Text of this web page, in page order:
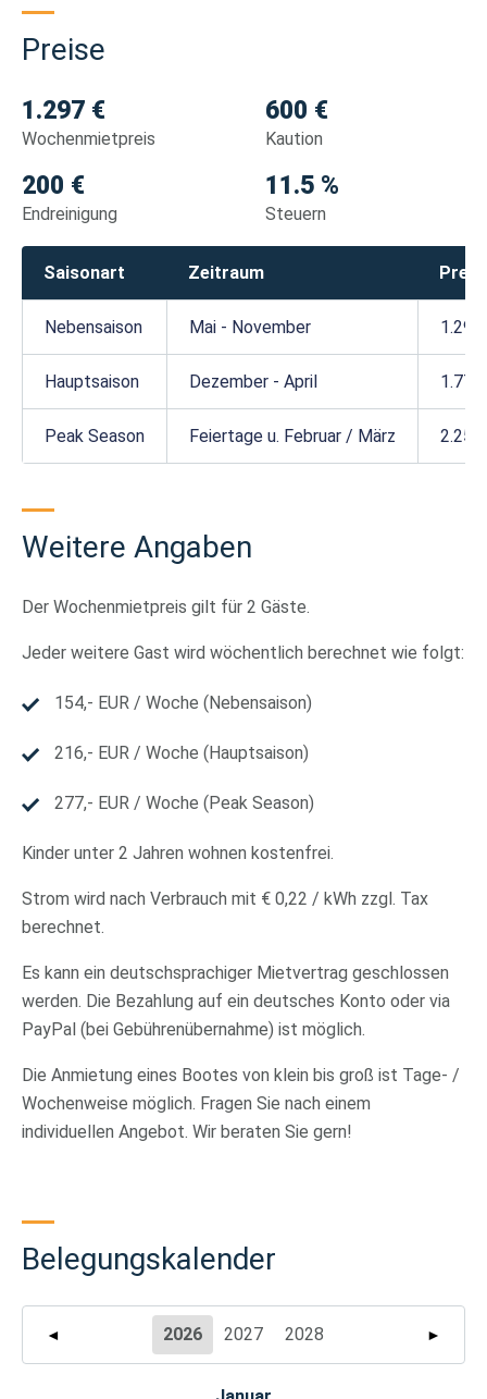
Preise
1.297 €
Wochenmietpreis
600 €
Kaution
200 €
Endreinigung
11.5 %
Steuern
Saisonart Zeitraum Preis
Nebensaison Mai - November 1.297
Hauptsaison Dezember - April 1.775
Peak Season Feiertage u. Februar / März 2.255
Weitere Angaben
Der Wochenmietpreis gilt für 2 Gäste.
Jeder weitere Gast wird wöchentlich berechnet wie folgt:
154,- EUR / Woche (Nebensaison)
216,- EUR / Woche (Hauptsaison)
277,- EUR / Woche (Peak Season)
Kinder unter 2 Jahren wohnen kostenfrei.
Strom wird nach Verbrauch mit € 0,22 / kWh zzgl. Tax
berechnet.
Es kann ein deutschsprachiger Mietvertrag geschlossen
werden. Die Bezahlung auf ein deutsches Konto oder via
PayPal (bei Gebührenübernahme) ist möglich.
Die Anmietung eines Bootes von klein bis groß ist Tage- /
Wochenweise möglich. Fragen Sie nach einem
individuellen Angebot. Wir beraten Sie gern!
Belegungskalender
◄ 2026 2027 2028 ►